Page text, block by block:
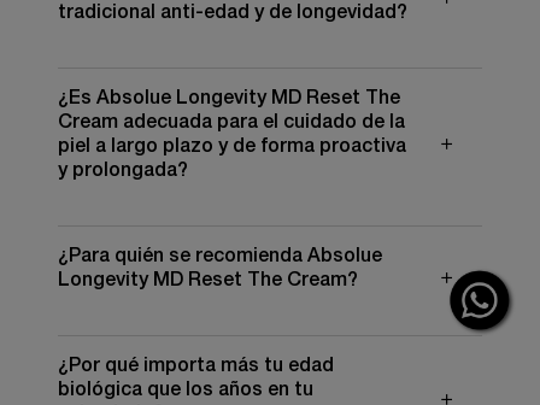
largo del tiempo. Desarrollado con L'Oréal Longevity
cutánea y ayuda a proteger contra el estrés
oxidativo. La fórmula ayuda a preservar la suavidad,
firmeza y luminosidad para la piel madura.
tradicional anti-edad y de longevidad?
¿Es Absolue Longevity MD Reset The
Cream adecuada para el cuidado de la
piel a largo plazo y de forma proactiva
y prolongada?
¿Para quién se recomienda Absolue
Longevity MD Reset The Cream?
¿Por qué importa más tu edad
biológica que los años en tu